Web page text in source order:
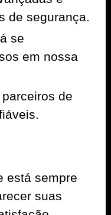
de segurança.
se
em nossa
de
está sempre
suas